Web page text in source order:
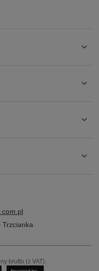
Trzcianka
brutto (z VAT).